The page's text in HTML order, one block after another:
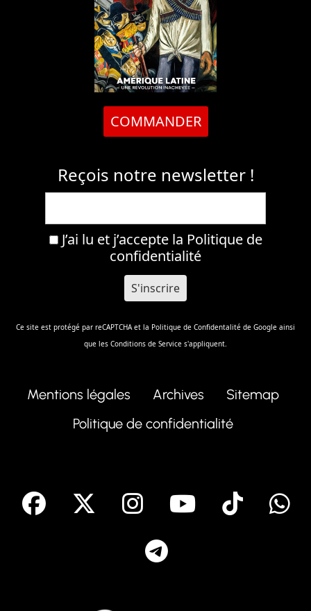
COMMANDER
Reçois notre newsletter !
J’ai lu et j’accepte la Politique de
confidentialité
Ce site est protégé par reCAPTCHA et la Politique de Confidentalité de Google ainsi
que les Conditions de Service s'appliquent.
Mentions légales Archives
Sitemap
Politique de confidentialité
facebook Instagram
Youtube
Tik